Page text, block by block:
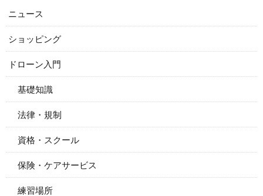
ニュース
ショッピング
ドローン入門
基礎知識
法律・規制
資格・スクール
保険・ケアサービス
練習場所